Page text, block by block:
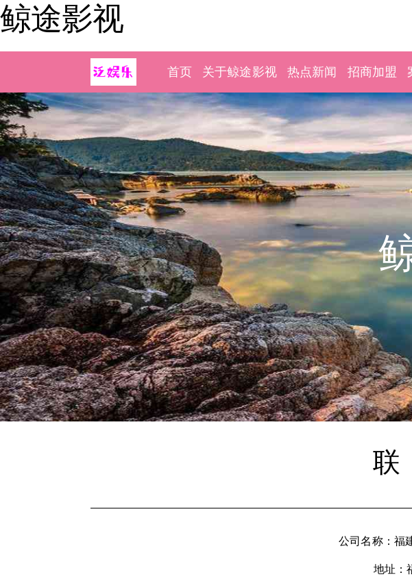
鲸途影视
首页 关于鲸途影视 热点新闻 招商加盟
公司名称：福
地址：